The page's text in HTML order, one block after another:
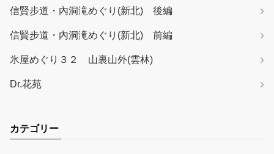
信賢步道・內洞滝めぐり(新北) 後編
信賢步道・內洞滝めぐり(新北) 前編
氷屋めぐり３２ 山裏山外(雲林)
Dr.花苑
カテゴリー